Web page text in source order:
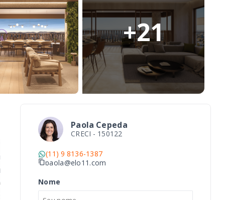
+21
Paola Cepeda
CRECI - 150122
(11) 9 8136-1387
paola@elo11.com
Nome